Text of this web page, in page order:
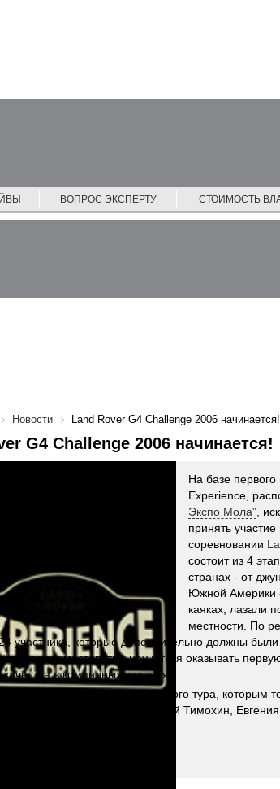
ВОПРОС ЭКСПЕРТУ СТОИМОСТЬ
Новости Land Rover G4 Challenge 2006 начинается!
G4 Challenge 2006 начинается!
На базе
Experience,
Экспо Мола" ,
принять
соревновании
состоит из 4
странах - от
Южной Америки
каяках, лазали
местности. По
24 участника, которые дополнительно должны
мастерству, научиться оказывать
качества в командных заданиях.
трое участников отборочного тура, которым
отбор, ими стали: Дмитрий Тимохин,